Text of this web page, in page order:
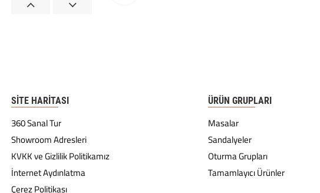
SITE HARITASI
360 Sanal Tur
Showroom Adresleri
KVKK ve Gizlilik Politikamız
İnternet Aydınlatma
Çerez Politikası
ÜRÜN GRUPLARI
Masalar
Sandalyeler
Oturma Grupları
Tamamlayıcı Ürünler